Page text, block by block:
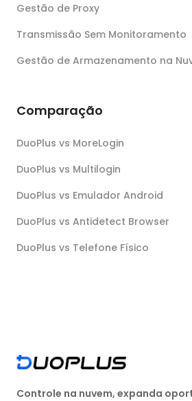
Gestão de Proxy
Transmissão Sem Monitoramento
Gestão de Armazenamento na
Comparação
DuoPlus vs MoreLogin
DuoPlus vs Multilogin
DuoPlus vs Emulador Android
DuoPlus vs Antidetect Browser
DuoPlus vs Telefone Físico
Controle na nuvem, expanda